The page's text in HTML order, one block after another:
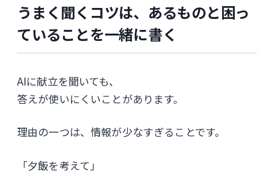
うまく聞くコツは、あるものと困っ
ていることを一緒に書く
AIに献立を聞いても、
答えが使いにくいことがあります。
理由の一つは、情報が少なすぎることです。
「夕飯を考えて」